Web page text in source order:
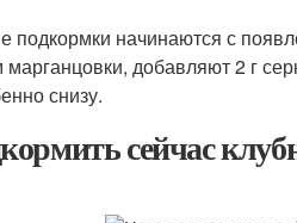
подкормки начинаются с
марганцовки, добавляют 2 г
снизу.
сейчас